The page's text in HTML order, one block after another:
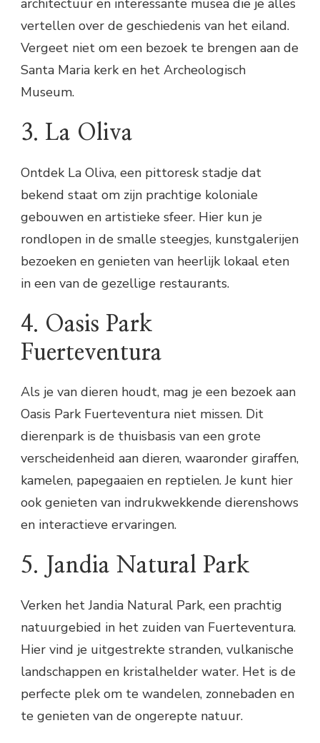
architectuur en interessante musea die je alles
vertellen over de geschiedenis van het eiland.
Vergeet niet om een bezoek te brengen aan de
Santa Maria kerk en het Archeologisch
Museum.
3. La Oliva
Ontdek La Oliva, een pittoresk stadje dat
bekend staat om zijn prachtige koloniale
gebouwen en artistieke sfeer. Hier kun je
rondlopen in de smalle steegjes, kunstgalerijen
bezoeken en genieten van heerlijk lokaal eten
in een van de gezellige restaurants.
4. Oasis Park
Fuerteventura
Als je van dieren houdt, mag je een bezoek aan
Oasis Park Fuerteventura niet missen. Dit
dierenpark is de thuisbasis van een grote
verscheidenheid aan dieren, waaronder giraffen,
kamelen, papegaaien en reptielen. Je kunt hier
ook genieten van indrukwekkende dierenshows
en interactieve ervaringen.
5. Jandia Natural Park
Verken het Jandia Natural Park, een prachtig
natuurgebied in het zuiden van Fuerteventura.
Hier vind je uitgestrekte stranden, vulkanische
landschappen en kristalhelder water. Het is de
perfecte plek om te wandelen, zonnebaden en
te genieten van de ongerepte natuur.